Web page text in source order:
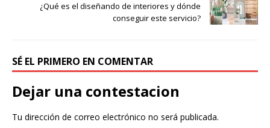
¿Qué es el diseñando de interiores y dónde
conseguir este servicio?
SÉ EL PRIMERO EN COMENTAR
Dejar una contestacion
Tu dirección de correo electrónico no será publicada.